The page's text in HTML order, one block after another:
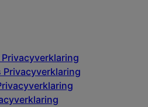
Privacyverklaring